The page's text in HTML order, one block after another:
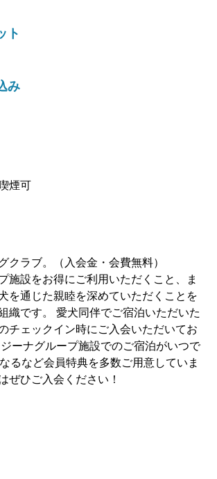
ト
み
煙可
クラブ。（入会金・会費無料）
施設をお得にご利用いただくこと、ま
を通じた親睦を深めていただくことを
織です。 愛犬同伴でご宿泊いただいた
チェックイン時にご入会いただいてお
ーナグループ施設でのご宿泊がいつで
るなど会員特典を多数ご用意していま
ぜひご入会ください！